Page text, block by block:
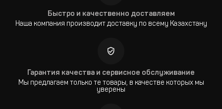
Быстро и качественно доставляем
Наша компания производит доставку по всему Казахстану
Гарантия качества и сервисное обслуживание
Мы предлагаем только те товары, в качестве которых мы
уверены